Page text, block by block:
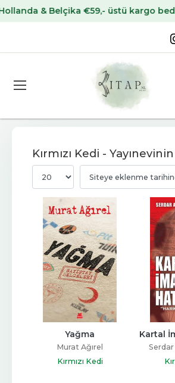
& Belçika €59,- üstü kargo bedava
Kırmızı Kedi -
Yağma
Murat Ağırel
Kırmızı Kedi
Kartal